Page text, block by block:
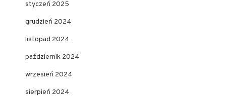
styczeń 2025
grudzień 2024
listopad 2024
październik 2024
wrzesień 2024
sierpień 2024